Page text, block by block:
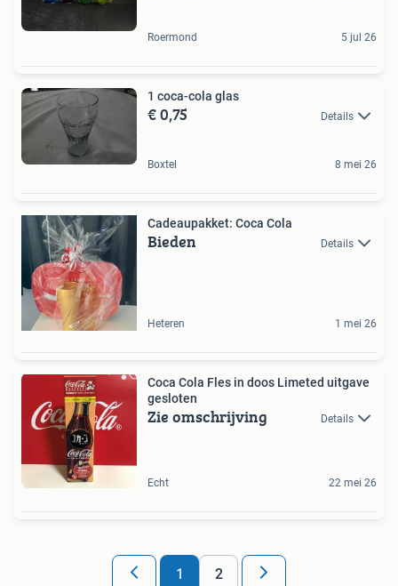
Roermond 5 jul 26
1 coca-cola glas
€ 0,75 Details
Boxtel 8 mei 26
Cadeaupakket: Coca Cola
Bieden Details
Heteren 1 mei 26
Coca Cola Fles in doos Limeted uitgave
gesloten
Zie omschrijving Details
Echt 22 mei 26
1 2